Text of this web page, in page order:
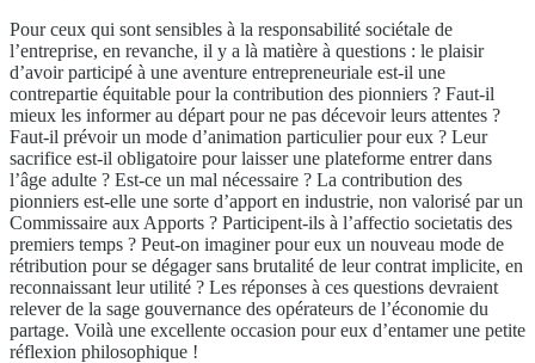
Pour ceux qui sont sensibles à la responsabilité sociétale de
l’entreprise, en revanche, il y a là matière à questions : le plaisir
d’avoir participé à une aventure entrepreneuriale est-il une
contrepartie équitable pour la contribution des pionniers ? Faut-il
mieux les informer au départ pour ne pas décevoir leurs attentes ?
Faut-il prévoir un mode d’animation particulier pour eux ? Leur
sacrifice est-il obligatoire pour laisser une plateforme entrer dans
l’âge adulte ? Est-ce un mal nécessaire ? La contribution des
pionniers est-elle une sorte d’apport en industrie, non valorisé par un
Commissaire aux Apports ? Participent-ils à l’affectio societatis des
premiers temps ? Peut-on imaginer pour eux un nouveau mode de
rétribution pour se dégager sans brutalité de leur contrat implicite, en
reconnaissant leur utilité ? Les réponses à ces questions devraient
relever de la sage gouvernance des opérateurs de l’économie du
partage. Voilà une excellente occasion pour eux d’entamer une petite
réflexion philosophique !